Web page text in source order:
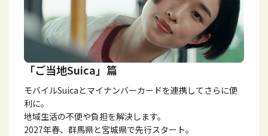
「ご当地Suica」篇
モバイルSuicaとマイナンバーカードを連携してさらに便
利に。
地域生活の不便や負担を解決します。
2027年春、群馬県と宮城県で先行スタート。